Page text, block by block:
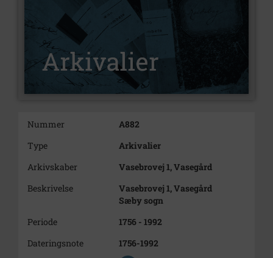
Nummer
A882
Type
Arkivalier
Arkivskaber
Vasebrovej 1, Vasegård
Beskrivelse
Vasebrovej 1, Vasegård
Sæby sogn
Periode
1756 - 1992
Dateringsnote
1756-1992